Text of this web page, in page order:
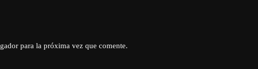
para la próxima vez que comente.